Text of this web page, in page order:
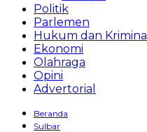
Politik
Parlemen
Hukum dan Kriminal
Ekonomi
Olahraga
Opini
Advertorial
Beranda
Sulbar